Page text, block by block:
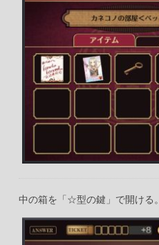
中の箱を「☆型の鍵」で開ける。